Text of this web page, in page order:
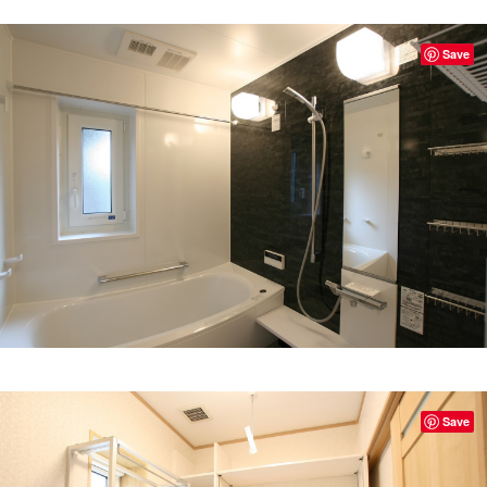
Save
Save